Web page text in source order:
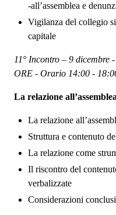
-all’assemblea e
Vigilanza del collegio
capitale
11° Incontro – 9 dicembre
ORE - Orario 14:00 -
La relazione
La relazione
Struttura e contenuto
La relazione come
Il riscontro del
verbalizzate
Considerazioni